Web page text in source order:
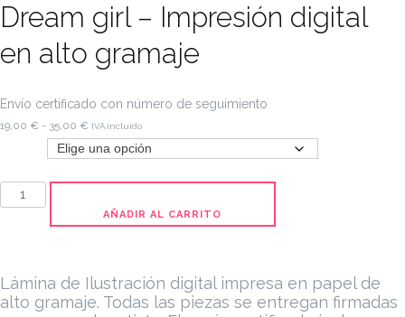
Dream girl – Impresión digital
en alto gramaje
Envío certificado con número de seguimiento
19,00 € - 35,00 € Rango
de
19,00 €
IVA incluido
Dream
digital
en
AÑADIR AL CARRITO
Lámina de Ilustración digital impresa en papel de
alto gramaje. Todas las piezas se entregan firmadas